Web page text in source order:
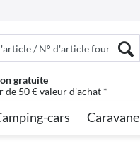
gratuite
de 50 € valeur d'achat *
cars Caravane